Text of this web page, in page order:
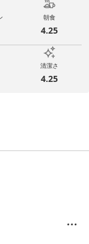
朝食
4.25
清潔さ
4.25